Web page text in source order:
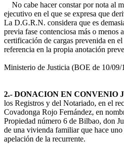
No cabe hacer constar por nota al
ejecutivo en el que se expresa que
La D.G.R.N. considera que es
previa fase contenciosa más o menos
certificación de cargas prevenida en
referencia en la propia anotación
Ministerio de Justicia (BOE de 10/09/
2.- DONACION EN CONVENIO
los Registros y del Notariado, en el
Covadonga Rojo Fernández, en
Propiedad número 6 de Bilbao, don
de una vivienda familiar que hace
apelación de la recurrente.